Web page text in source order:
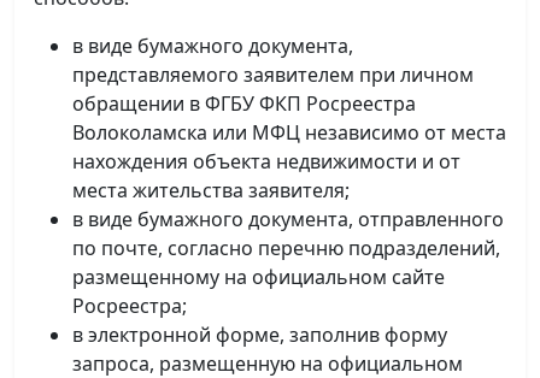
в виде бумажного документа,
представляемого заявителем при личном
обращении в ФГБУ ФКП Росреестра
Волоколамска или МФЦ независимо от места
нахождения объекта недвижимости и от
места жительства заявителя;
в виде бумажного документа, отправленного
по почте, согласно перечню подразделений,
размещенному на официальном сайте
Росреестра;
в электронной форме, заполнив форму
запроса, размещенную на официальном